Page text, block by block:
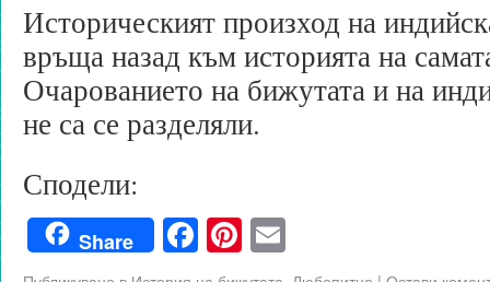
Историческият произход на
връща назад към историята на
Очарованието на бижутата и на
не са се разделяли.
Сподели:
Share Facebook
Pinterest